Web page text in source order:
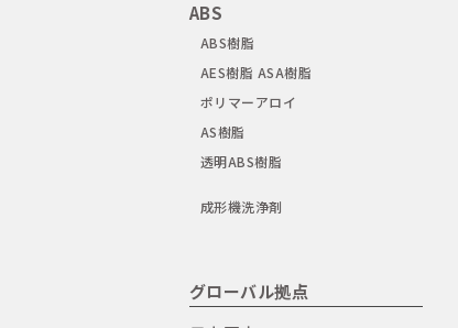
ABS
ABS樹脂
AES樹脂 ASA樹脂
ポリマーアロイ
AS樹脂
透明ABS樹脂
成形機洗浄剤
グローバル拠点